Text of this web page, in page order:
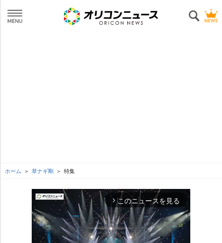
ホーム 草ナギ剛 特集
arrow_forward_ios このニュースを見る